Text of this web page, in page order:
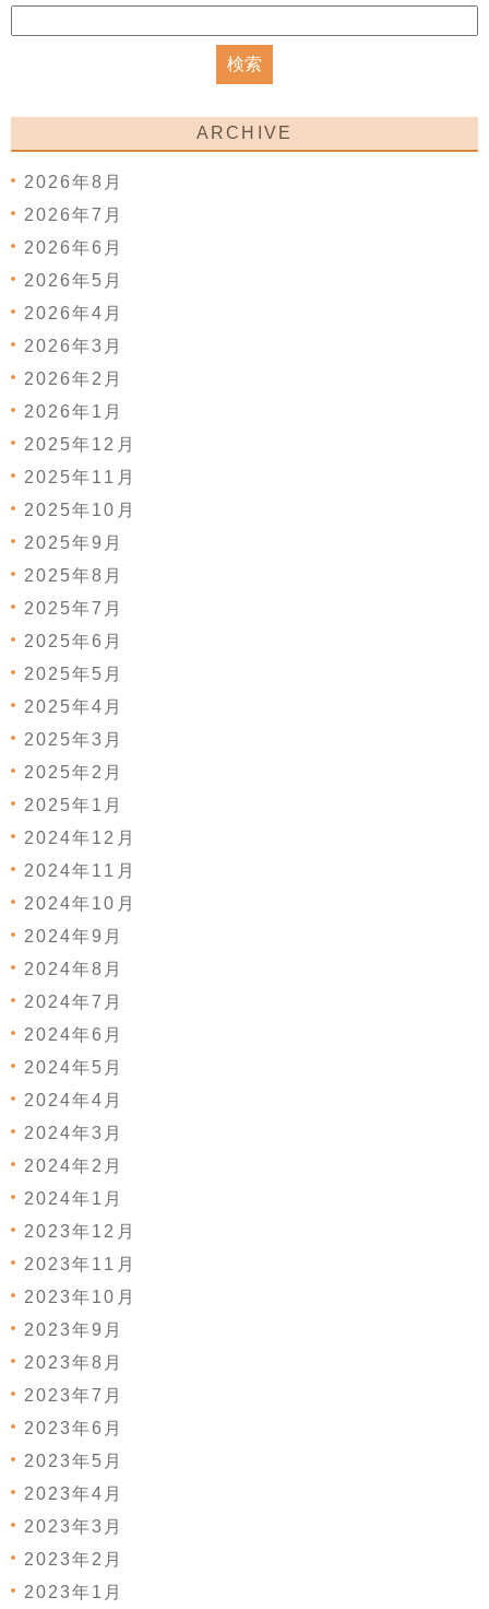
ARCHIVE
2026年8月
2026年7月
2026年6月
2026年5月
2026年4月
2026年3月
2026年2月
2026年1月
2025年12月
2025年11月
2025年10月
2025年9月
2025年8月
2025年7月
2025年6月
2025年5月
2025年4月
2025年3月
2025年2月
2025年1月
2024年12月
2024年11月
2024年10月
2024年9月
2024年8月
2024年7月
2024年6月
2024年5月
2024年4月
2024年3月
2024年2月
2024年1月
2023年12月
2023年11月
2023年10月
2023年9月
2023年8月
2023年7月
2023年6月
2023年5月
2023年4月
2023年3月
2023年2月
2023年1月